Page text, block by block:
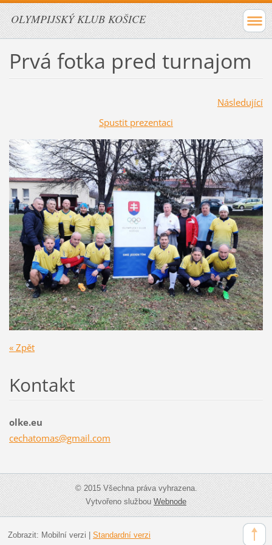
OLYMPIJSKÝ KLUB KOŠICE
Prvá fotka pred turnajom
Následující
Spustit prezentaci
« Zpět
Kontakt
olke.eu
cechatomas@gmail.com
© 2015 Všechna práva vyhrazena.
Vytvořeno službouWebnode
Zobrazit: Mobilní verzi Standardní verzi